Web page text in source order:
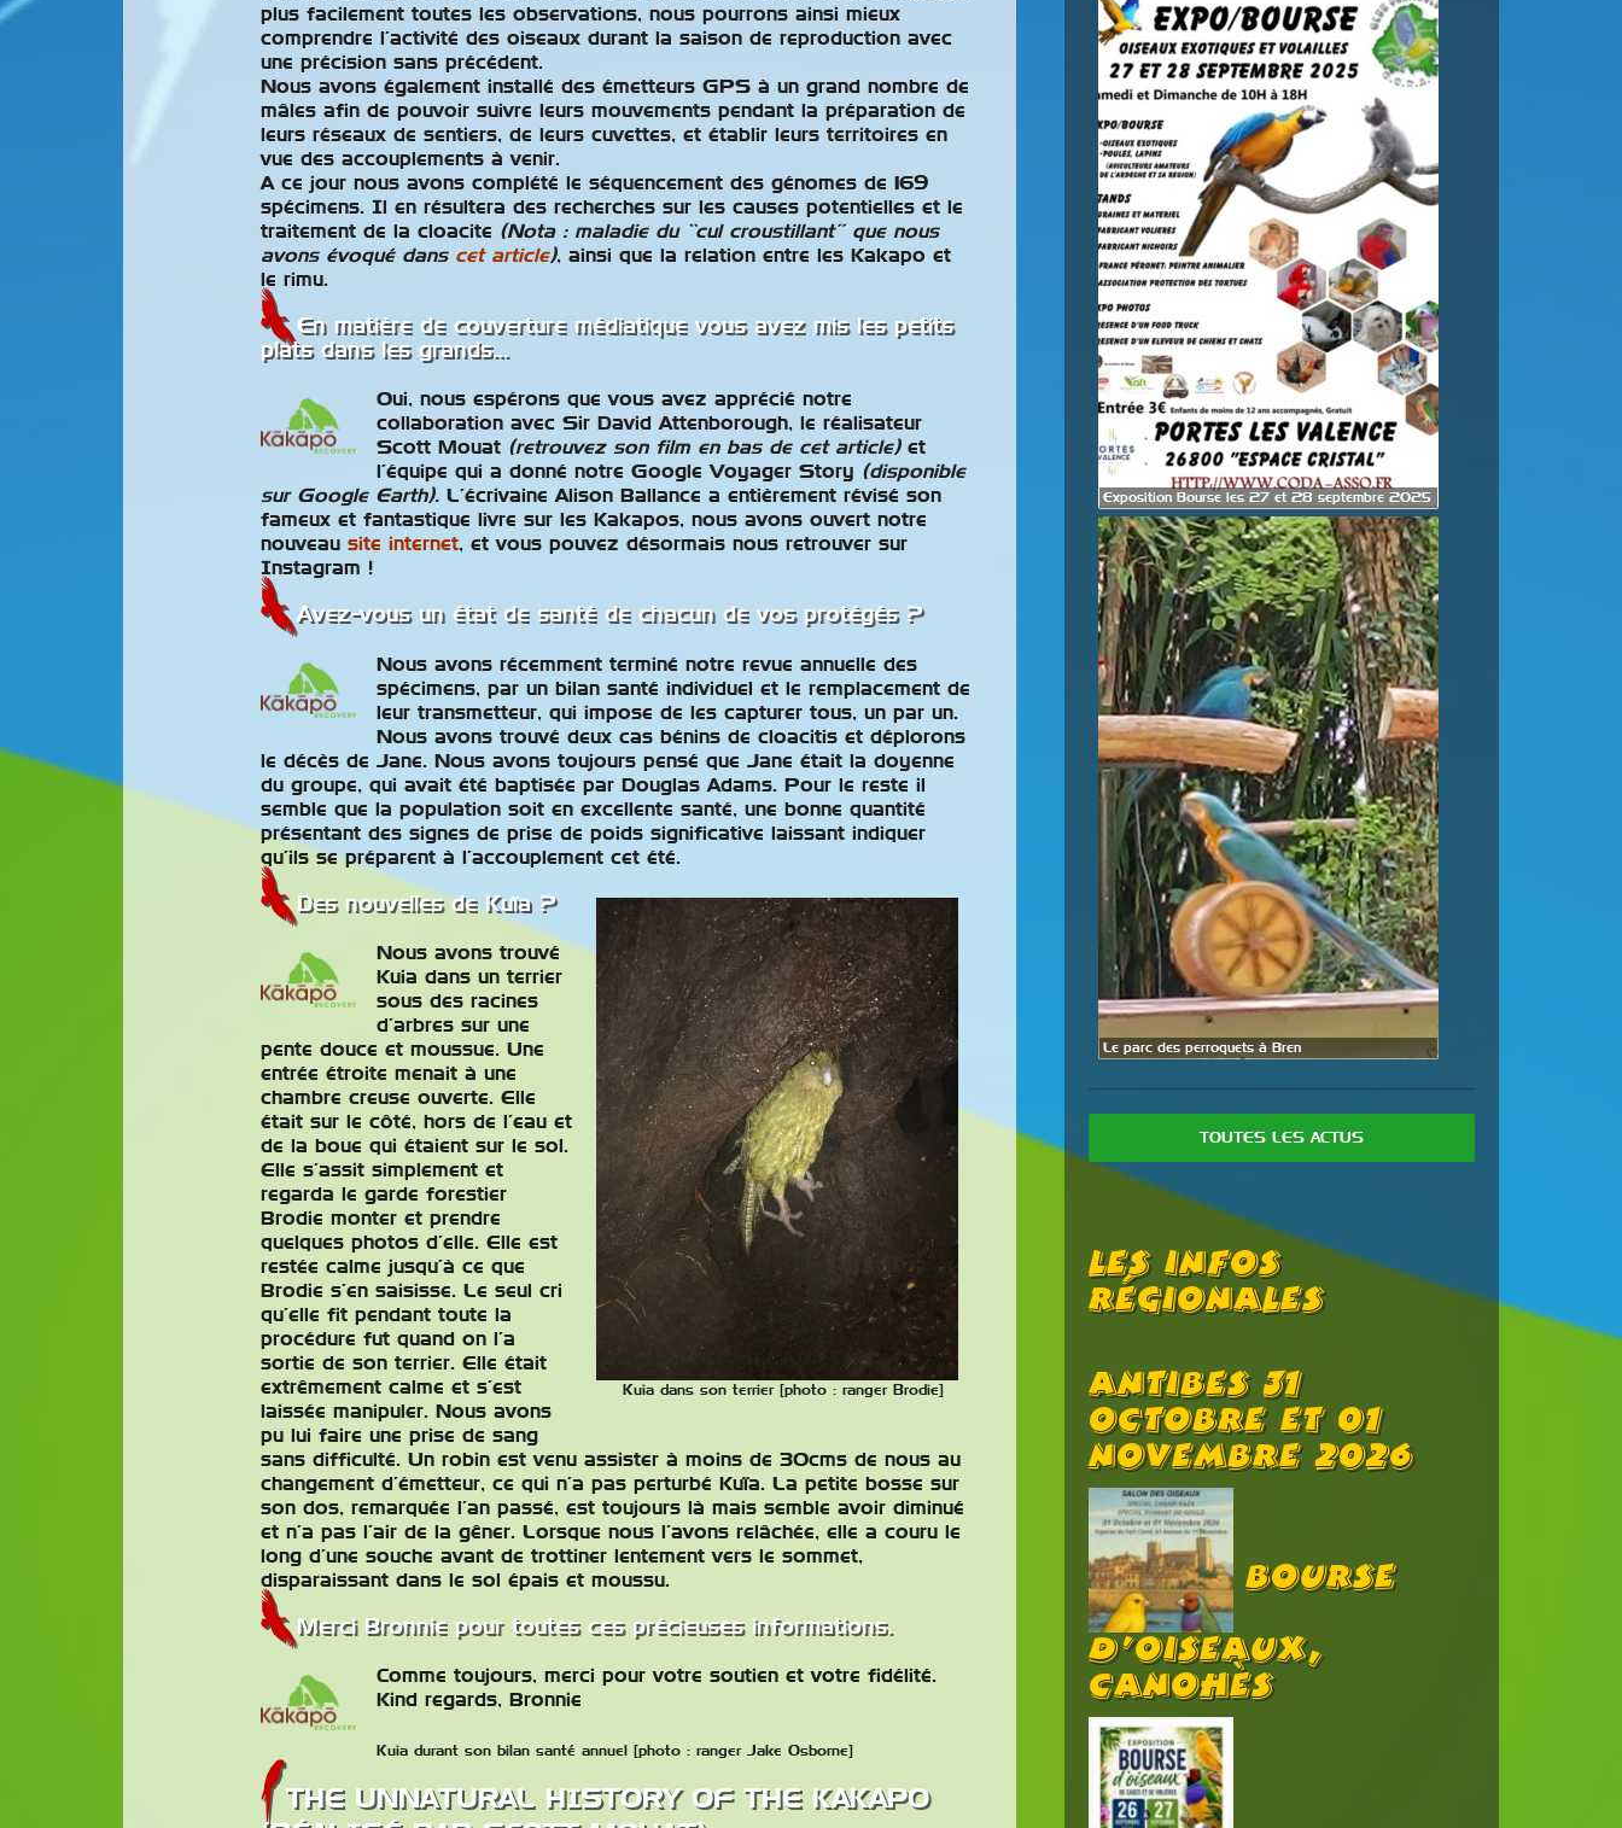
plus facilement toutes les observations, nous pourrons ainsi mieux
comprendre l’activité des oiseaux durant la saison de reproduction avec
une précision sans précédent.
Nous avons également installé des émetteurs GPS à un grand nombre de
mâles afin de pouvoir suivre leurs mouvements pendant la préparation de
leurs réseaux de sentiers, de leurs cuvettes, et établir leurs territoires en
vue des accouplements à venir.
A ce jour nous avons complété le séquencement des génomes de 169
spécimens. Il en résultera des recherches sur les causes potentielles et le
traitement de la cloacite (Nota : maladie du “cul croustillant” que nous
avons évoqué dans cet article), ainsi que la relation entre les Kakapo et
le rimu.
En matière de couverture médiatique vous avez mis les petits
plats dans les grands…
Oui, nous espérons que vous avez apprécié notre
collaboration avec Sir David Attenborough, le réalisateur
Scott Mouat (retrouvez son film en bas de cet article)et
l’équipe qui a donné notre Google Voyager Story (disponible
sur Google Earth). L’écrivaine Alison Ballance a entièrement révisé son
fameux et fantastique livre sur les Kakapos, nous avons ouvert notre
nouveau site internet, et vous pouvez désormais nous retrouver sur
Instagram !
Avez-vous un état de santé de chacun de vos protégés ?
Nous avons récemment terminé notre revue annuelle des
spécimens, par un bilan santé individuel et le remplacement de
leur transmetteur, qui impose de les capturer tous, un par un.
Nous avons trouvé deux cas bénins de cloacitis et déplorons
le décès de Jane. Nous avons toujours pensé que Jane était la doyenne
du groupe, qui avait été baptisée par Douglas Adams. Pour le reste il
semble que la population soit en excellente santé, une bonne quantité
présentant des signes de prise de poids significative laissant indiquer
qu’ils se préparent à l’accouplement cet été.
Kuia dans son terrier [photo : ranger Brodie]
Des nouvelles de Kuïa ?
Nous avons trouvé
Kuia dans un terrier
sous des racines
d’arbres sur une
pente douce et moussue. Une
entrée étroite menait à une
chambre creuse ouverte. Elle
était sur le côté, hors de l’eau et
de la boue qui étaient sur le sol.
Elle s’assit simplement et
regarda le garde forestier
Brodie monter et prendre
quelques photos d’elle. Elle est
restée calme jusqu’à ce que
Brodie s’en saisisse. Le seul cri
qu’elle fit pendant toute la
procédure fut quand on l’a
sortie de son terrier. Elle était
extrêmement calme et s’est
laissée manipuler. Nous avons
pu lui faire une prise de sang
sans difficulté. Un robin est venu assister à moins de 30cms de nous au
changement d’émetteur, ce qui n’a pas perturbé Kuïa. La petite bosse sur
son dos, remarquée l’an passé, est toujours là mais semble avoir diminué
et n’a pas l’air de la gêner. Lorsque nous l’avons relâchée, elle a couru le
long d’une souche avant de trottiner lentement vers le sommet,
disparaissant dans le sol épais et moussu.
Merci Bronnie pour toutes ces précieuses informations.
Comme toujours, merci pour votre soutien et votre fidélité.
Kind regards, Bronnie
Kuia durant son bilan santé annuel [photo : ranger Jake Osborne]
THE UNNATURAL HISTORY OF THE KAKAPO
Exposition Bourse les 27 et 28 septembre 2025
Le parc des perroquets à Bren
TOUTES LES ACTUS
Les Infos
Régionales
Antibes 31
Octobre Et 01
Novembre 2026
Bourse
D’oiseaux,
Canohès